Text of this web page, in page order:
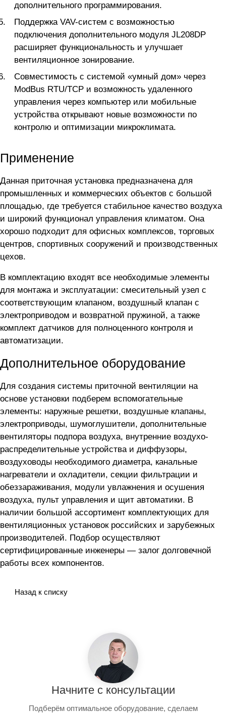
дополнительного программирования.
Поддержка VAV-систем с возможностью
подключения дополнительного модуля JL208DP
расширяет функциональность и улучшает
вентиляционное зонирование.
Совместимость с системой «умный дом» через
ModBus RTU/TCP и возможность удаленного
управления через компьютер или мобильные
устройства открывают новые возможности по
контролю и оптимизации микроклимата.
Применение
Данная приточная установка предназначена для
промышленных и коммерческих объектов с большой
площадью, где требуется стабильное качество воздуха
и широкий функционал управления климатом. Она
хорошо подходит для офисных комплексов, торговых
центров, спортивных сооружений и производственных
цехов.
В комплектацию входят все необходимые элементы
для монтажа и эксплуатации: смесительный узел с
соответствующим клапаном, воздушный клапан с
электроприводом и возвратной пружиной, а также
комплект датчиков для полноценного контроля и
автоматизации.
Дополнительное оборудование
Для создания системы приточной вентиляции на
основе установки подберем вспомогательные
элементы: наружные решетки, воздушные клапаны,
электроприводы, шумоглушители, дополнительные
вентиляторы подпора воздуха, внутренние воздухо-
распределительные устройства и диффузоры,
воздуховоды необходимого диаметра, канальные
нагреватели и охладители, секции фильтрации и
обеззараживания, модули увлажнения и осушения
воздуха, пульт управления и щит автоматики. В
наличии большой ассортимент комплектующих для
вентиляционных установок российских и зарубежных
производителей. Подбор осуществляют
сертифицированные инженеры — залог долговечной
работы всех компонентов.
Назад к списку
Начните с консультации
Подберём оптимальное оборудование, сделаем